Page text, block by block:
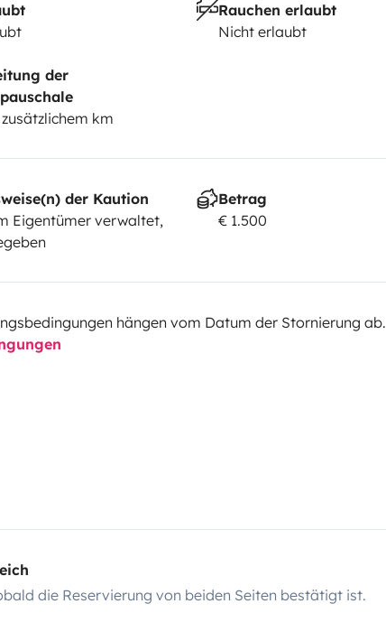
Rauchen erlaubt
Nicht erlaubt
der
km
der Kaution
Eigentümer verwaltet,
Betrag
€ 1.500
hängen vom Datum der Stornierung ab.
die Reservierung von beiden Seiten bestätigt ist.